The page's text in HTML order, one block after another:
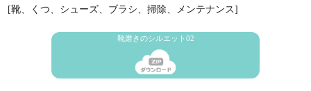
[靴、くつ、シューズ、ブラシ、掃除、メンテナンス]
靴磨きのシルエット02